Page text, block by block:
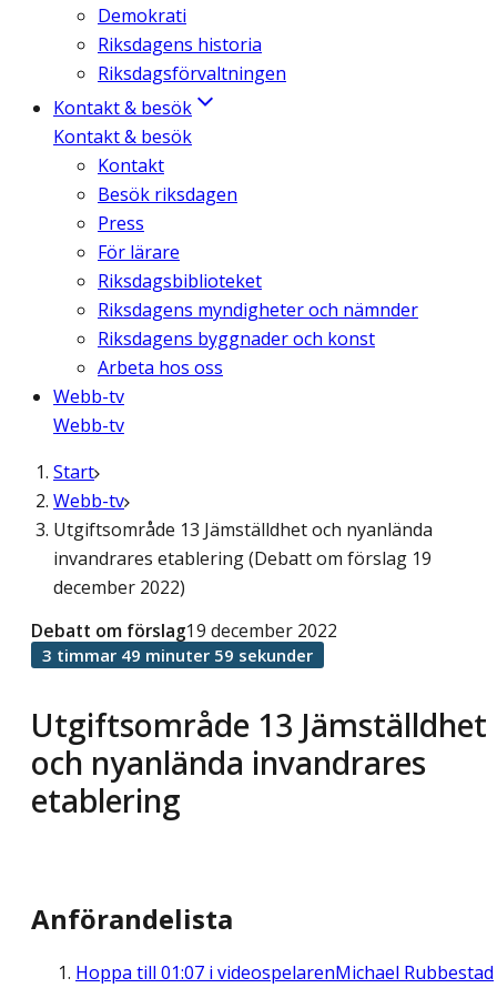
Demokrati
Riksdagens historia
Riksdagsförvaltningen
Kontakt & besök
Kontakt & besök
Kontakt
Besök riksdagen
Press
För lärare
Riksdagsbiblioteket
Riksdagens myndigheter och nämnder
Riksdagens byggnader och konst
Arbeta hos oss
Webb-tv
Webb-tv
Start
Webb-tv
Utgiftsområde 13 Jämställdhet och nyanlända
invandrares etablering (Debatt om förslag 19
december 2022)
Utgiftsområde 13 Jämställdhet
och nyanlända invandrares
etablering
Debatt om förslag19 december 2022
3 timmar 49 minuter 59 sekunder
Anförandelista
Hoppa till 01:07 i videospelarenMichael Rubbestad